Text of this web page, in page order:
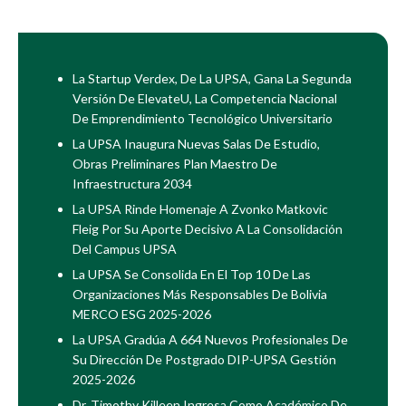
La Startup Verdex, De La UPSA, Gana La Segunda
Versión De ElevateU, La Competencia Nacional
De Emprendimiento Tecnológico Universitario
La UPSA Inaugura Nuevas Salas De Estudio,
Obras Preliminares Plan Maestro De
Infraestructura 2034
La UPSA Rinde Homenaje A Zvonko Matkovic
Fleig Por Su Aporte Decisivo A La Consolidación
Del Campus UPSA
La UPSA Se Consolida En El Top 10 De Las
Organizaciones Más Responsables De Bolivia
MERCO ESG 2025-2026
La UPSA Gradúa A 664 Nuevos Profesionales De
Su Dirección De Postgrado DIP-UPSA Gestión
2025-2026